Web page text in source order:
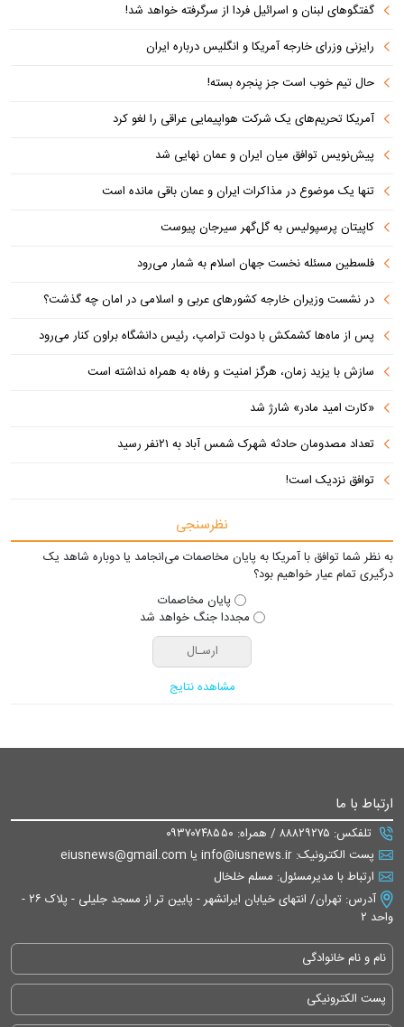
گفتگوهای لبنان و اسرائیل فردا از سرگرفته خواهد شد!
رایزنی وزرای خارجه آمریکا و انگلیس درباره ایران
حال تیم خوب است جز پنجره بسته!
آمریکا تحریم‌های یک شرکت هواپیمایی عراقی را لغو کرد
پیش‌نویس توافق میان ایران و عمان نهایی شد
تنها یک موضوع در مذاکرات ایران و عمان باقی مانده است
کاپیتان پرسپولیس به گل‌گهر سیرجان پیوست
فلسطین مسئله نخست جهان اسلام به شمار می‌رود
در نشست وزیران خارجه کشورهای عربی و اسلامی در امان چه گذشت؟
پس از ماه‌ها کشمکش با دولت ترامپ، رئیس دانشگاه براون کنار می‌رود
سازش با یزید زمان، هرگز امنیت و رفاه به همراه نداشته است
«کارت امید مادر» شارژ شد
تعداد مصدومان حادثه شهرک شمس آباد به ۲۱نفر رسید
توافق نزدیک است!
نظرسنجی
به نظر شما توافق با آمریکا به پایان مخاصمات می‌انجامد یا دوباره شاهد یک
درگیری تمام عیار خواهیم بود؟
پایان مخاصمات
مجددا جنگ خواهد شد
مشاهده نتایج
ارتباط با ما
تلفکس: ۸۸۸۲۹۲۷۵ / همراه: ۰۹۳۷۰۷۴۸۵۵۰
پست الکترونیک: info@iusnews.ir یا eiusnews@gmail.com
ارتباط با مدیرمسئول: مسلم خلخال
آدرس: تهران/ انتهای خیابان ایرانشهر - پایین تر از مسجد جلیلی - پلاک ۲۶ -
واحد ۲